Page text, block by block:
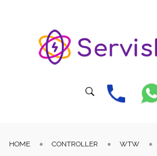
HOME CONTROLLER WTW